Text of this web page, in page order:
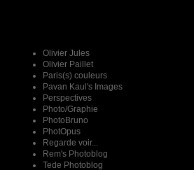
Olivier Jules
Olivier Paillet
Paris(s) couleurs
Pavan Kaul's Images
Perspectives
Photo/Graphie
PhotoBruno
PhotOpus
Regarde voir...
Rem's Photoblog
Tede Photoblog